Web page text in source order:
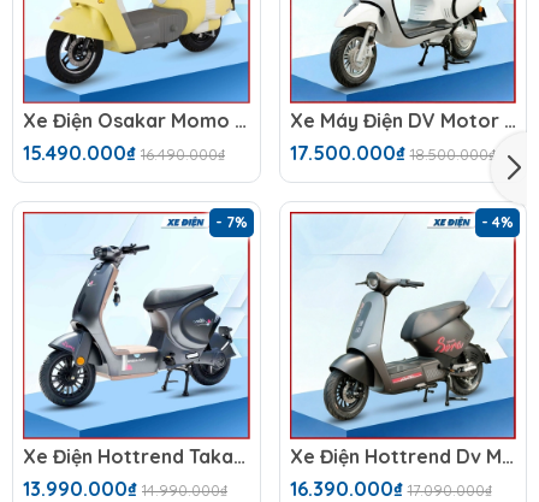
Xe Điện Osakar Momo (48V-23Ah)
15.490.000₫ 16.490.000₫
Xe Máy Điện DV Motor Takashi NozaX (60V-23A) 5 Bình
17.500.000₫ 18.500.000₫
- 7%
Xe Điện Hottrend Takashi Mono
13.990.000₫ 14.990.000₫
- 4%
Xe Điện Hottrend Dv Motor Takashi Sora 2026 (60V-23A) 5 Bình
16.390.000₫ 17.090.000₫